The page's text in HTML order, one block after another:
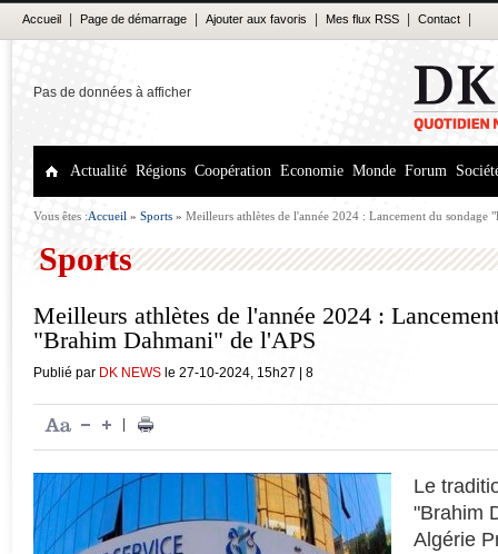
Accueil Page de démarrage Ajouter aux favoris Mes flux RSS Contact
Pas de données à afficher
Actualité Régions Coopération Economie Monde Forum
Vous êtes :Accueil » Sports » Meilleurs athlètes de l'année 2024 : Lancement du sondage
Sports
Meilleurs athlètes de l'année 2024 :
"Brahim Dahmani" de l'APS
Publié par DK NEWS le 27-10-2024, 15h27 8
Le
"Brahim
Algérie